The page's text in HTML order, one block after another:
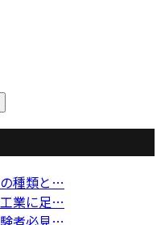
種類と…
業に足…